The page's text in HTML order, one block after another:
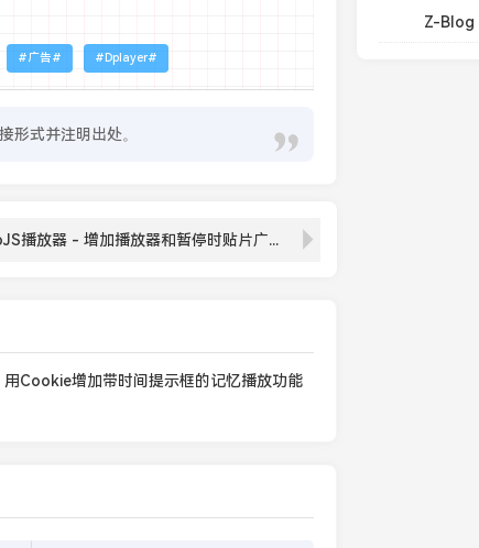
广告 Dplayer
形式并注明出处。
VideoJS播放器 - 增加播放器和暂停时贴片广告，带倒计时可关闭
Cookie增加带时间提示框的记忆播放功能
Z-Blog